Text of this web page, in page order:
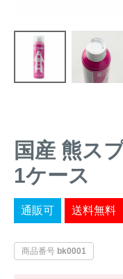
国産 熊ス
1ケース
通販可 送料無料
商品番号 bk0001
金網柵（ワイヤーメ
（イノシシ・シ
対象
動物の種類
イノシシ対策